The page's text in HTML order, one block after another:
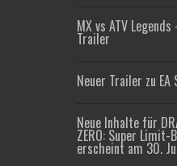
MX vs ATV
Trailer
Neuer Trailer zu EA
Neue Inhalte für
ZERO: Super Limit-
erscheint am 30.